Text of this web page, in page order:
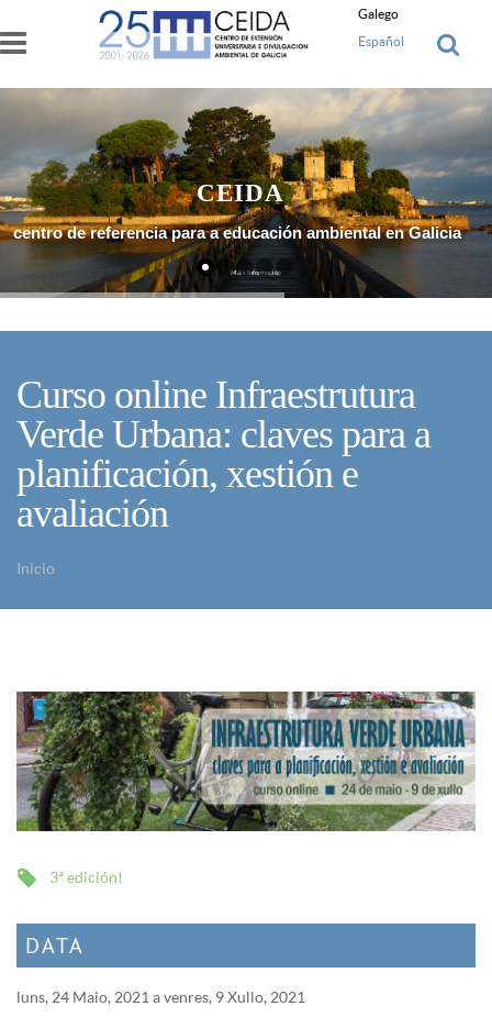
Ir o contido principal
Galego
Español
centro de referencia para a educación ambiental en Galicia
Máis Información
CEIDA
Curso online Infraestrutura
Verde Urbana: claves para a
planificación, xestión e
avaliación
Inicio
3ª edición!
DATA
luns, 24 Maio, 2021 avenres, 9 Xullo, 2021